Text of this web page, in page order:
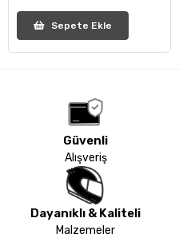
Sepete Ekle
Güvenli
Alışveriş
Dayanıklı & Kaliteli
Malzemeler